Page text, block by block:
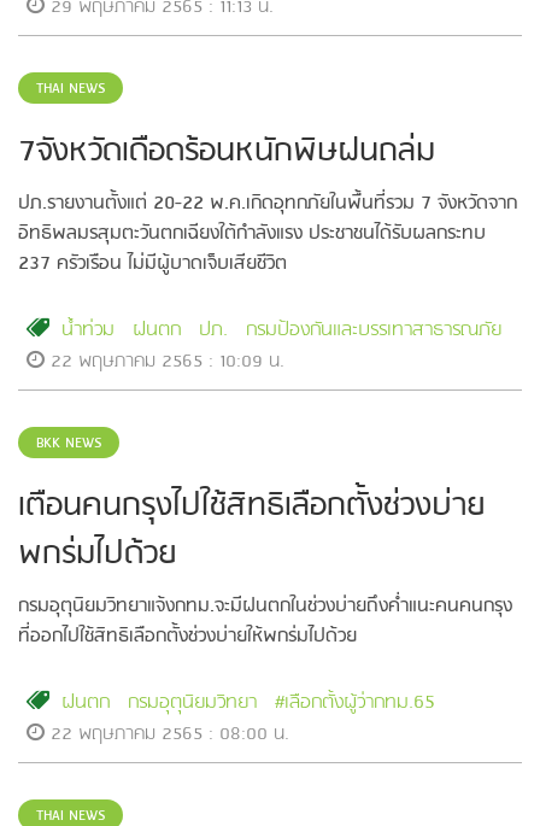
29 พฤษภาคม 2565 : 11:13 น.
THAI NEWS
7จังหวัดเดือดร้อนหนักพิษฝนถล่ม
ปภ.รายงานตั้งแต่ 20-22 พ.ค.เกิดอุทกภัยในพื้นที่รวม 7 จังหวัดจาก
อิทธิพลมรสุมตะวันตกเฉียงใต้กำลังแรง ประชาชนได้รับผลกระทบ
237 ครัวเรือน ไม่มีผู้บาดเจ็บเสียชีวิต
น้ำท่วม ฝนตก ปภ. กรมป้องกันและบรรเทาสาธารณภัย
22 พฤษภาคม 2565 : 10:09 น.
BKK NEWS
เตือนคนกรุงไปใช้สิทธิเลือกตั้งช่วงบ่าย
พกร่มไปด้วย
กรมอุตุนิยมวิทยาแจ้งกทม.จะมีฝนตกในช่วงบ่ายถึงค่ำแนะคนคนกรุง
ที่ออกไปใช้สิทธิเลือกตั้งช่วงบ่ายให้พกร่มไปด้วย
ฝนตก กรมอุตุนิยมวิทยา #เลือกตั้งผู้ว่ากทม.65
22 พฤษภาคม 2565 : 08:00 น.
THAI NEWS